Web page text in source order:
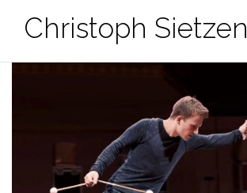
InhaltChristoph Sietzen